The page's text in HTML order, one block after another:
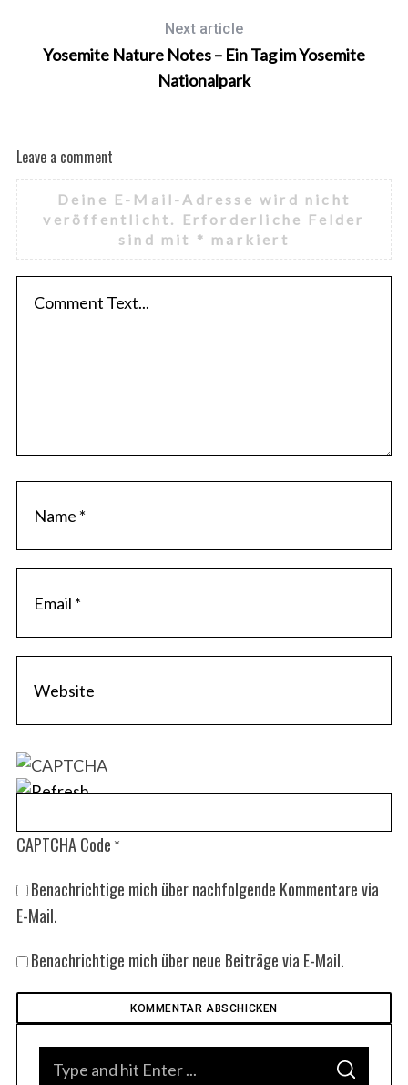
Next article
Yosemite Nature Notes – Ein Tag im Yosemite
Nationalpark
Leave a comment
Deine E-Mail-Adresse wird nicht
veröffentlicht.
Erforderliche Felder
sind mit * markiert
CAPTCHA Code *
Benachrichtige mich über nachfolgende Kommentare via
E-Mail.
Benachrichtige mich über neue Beiträge via E-Mail.
S